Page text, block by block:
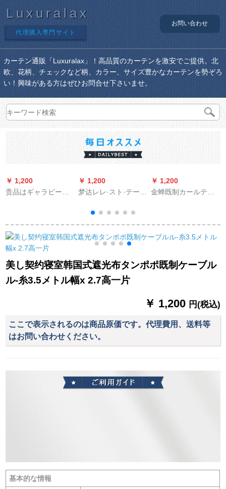
Luxuralax
代理購入専門サイト
お問い合わせ
カーテン通販「Luxuralax」！高品質のカーテンを激安でご提供。北
欧、花柄、チェックなど柄、カラー、サイズ豊かなカーテンを勢ぞろ
い！興味がある方はぜひお問合せ下さいませ。
￥ 1,200
贵品はギャラビーズ
フル寝室の遮热遮光
既制カーテムです。
￥ 1,200
梦达レレ·スト·テーン
·ルーム外窓ベランダ
既製のカーター·テー
ン·スタッド·テーン·
テーン·テーン·メニュ
ーメニュープリンセ
ス·サーフ·ダーダーダ
ー·ダーダー·ダー·ダ
￥ 1,200
金蝉既制カールテム
ーズシリーズシリー
ズシリーズシリーズ
リーズシリーズシリ
ーズシリーズシリー
リーズシリーズシリ
ズシリーズシリーズ
リーズシリーズシリ
ズシリーズシリーズ
シリーズシリーズシ
美し契约寝室韩国式遮光布タンポポ既制ケーブル
ル-糸3.5メトル幅x 2.7高一片
￥ 1,200 円(税込)
ここで表示されるのは商品原価です。代理費用、送料等
はお問い合わせください。
基本的な情報